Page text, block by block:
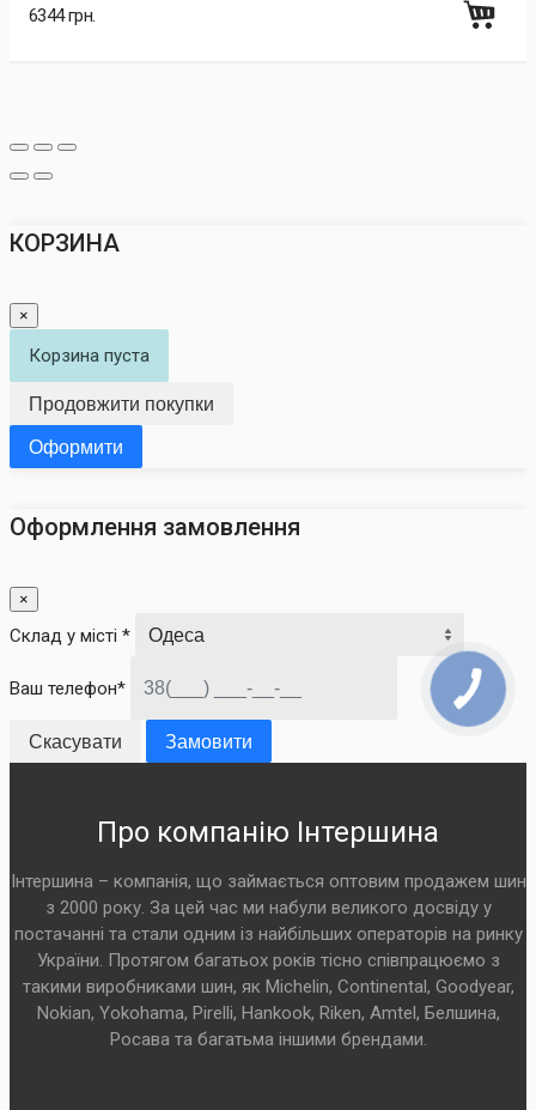
6344 грн.
КОРЗИНА
×
Корзина пуста
Продовжити покупки
Оформити
Оформлення замовлення
×
Склад у місті *
Ваш телефон*
Скасувати Замовити
Про компанію Інтершина
Інтершина – компанія, що займається оптовим продажем шин
з 2000 року. За цей час ми набули великого досвіду у
постачанні та стали одним із найбільших операторів на ринку
України. Протягом багатьох років тісно співпрацюємо з
такими виробниками шин, як Michelin, Continental, Goodyear,
Nokian, Yokohama, Pirelli, Hankook, Riken, Amtel, Белшина,
Росава та багатьма іншими брендами.